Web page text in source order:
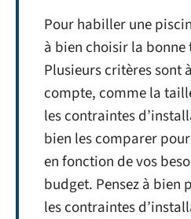
Pour habiller une
à bien choisir la
Plusieurs critères sont
compte, comme la
les contraintes
bien les comparer
en fonction de vos
budget. Pensez à bien
les contraintes